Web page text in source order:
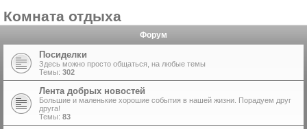
Комната отдыха
Форум
Посиделки
Здесь можно просто общаться, на любые темы
Темы: 302
Лента добрых новостей
Большие и маленькие хорошие события в нашей жизни. Порадуем друг
друга!
Темы: 83